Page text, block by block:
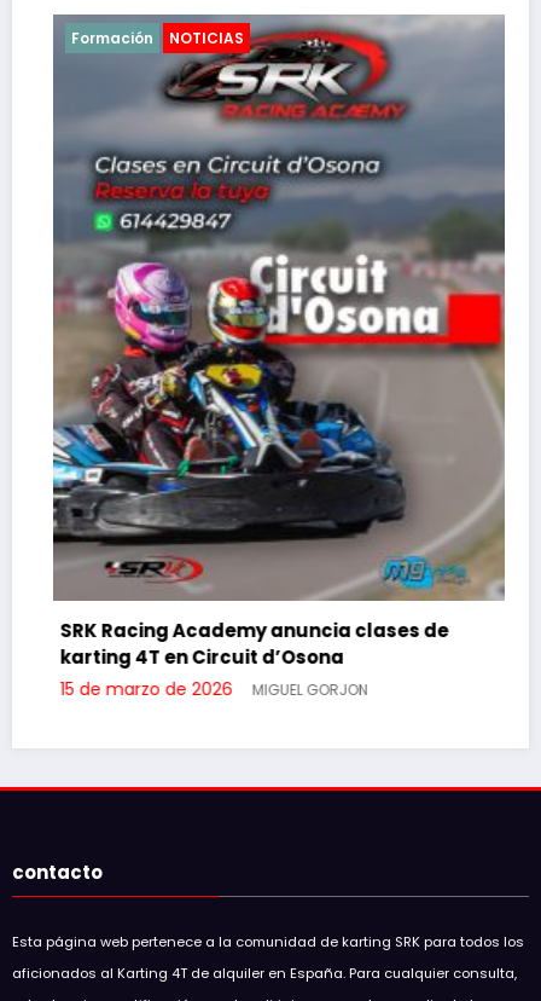
Formación NOTICIAS
SRK Racing Academy anuncia clases de
karting 4T en Circuit d’Osona
15 de marzo de 2026 MIGUEL GORJON
contacto
Esta página web pertenece a la comunidad de karting SRK para todos los
aficionados al Karting 4T de alquiler en España. Para cualquier consulta,